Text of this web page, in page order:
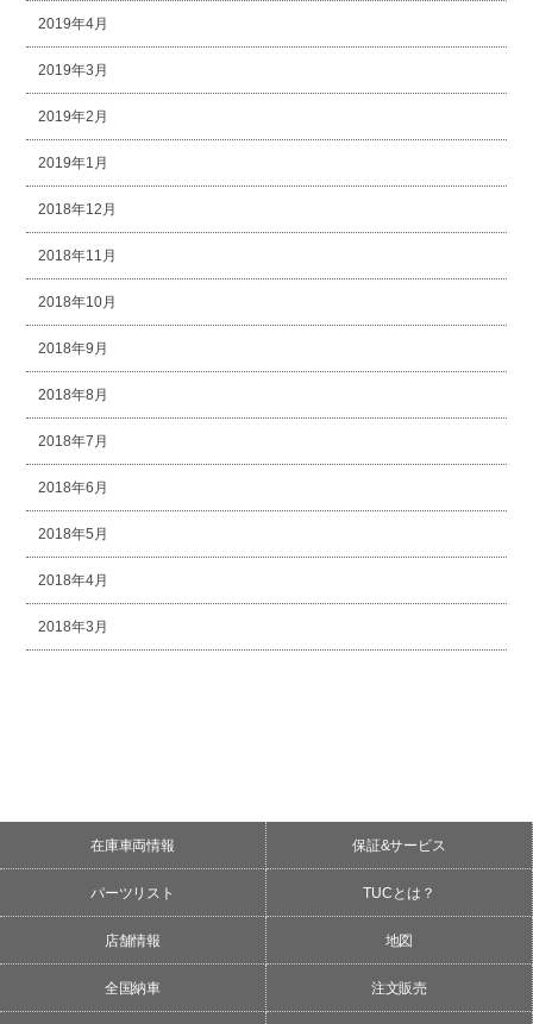
2019年4月
2019年3月
2019年2月
2019年1月
2018年12月
2018年11月
2018年10月
2018年9月
2018年8月
2018年7月
2018年6月
2018年5月
2018年4月
2018年3月
在庫車両情報 保証&サービス
パーツリスト TUCとは？
店舗情報 地図
全国納車 注文販売